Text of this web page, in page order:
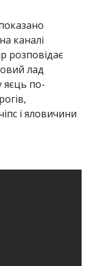
каналі
розповідає
лад
яєць по-
і яловичини